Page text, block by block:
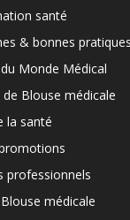
santé
& bonnes pratiques
Monde Médical
Blouse médicale
la santé
professionnels
médicale